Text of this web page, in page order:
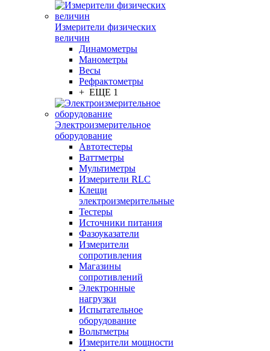
Измерители физических
величин
Динамометры
Манометры
Весы
Рефрактометры
+ ЕЩЕ 1
Электроизмерительное
оборудование
Автотестеры
Ваттметры
Мультиметры
Измерители RLC
Клещи
электроизмерительные
Тестеры
Источники питания
Фазоуказатели
Измерители
сопротивления
Магазины
сопротивлений
Электронные
нагрузки
Испытательное
оборудование
Вольтметры
Измерители мощности